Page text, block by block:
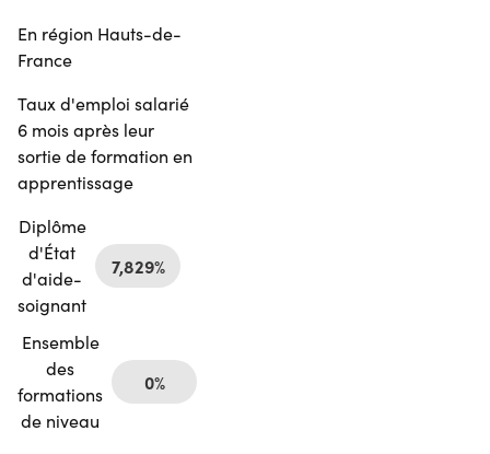
En région Hauts-de-
France
Taux d'emploi salarié
6 mois après leur
sortie de formation en
apprentissage
Diplôme
d'État
d'aide-
soignant
7,829%
Ensemble
des
formations
de niveau
0%